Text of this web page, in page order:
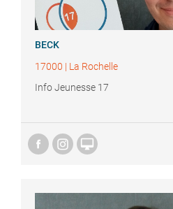
BECK
17000 | La Rochelle
Info Jeunesse 17
